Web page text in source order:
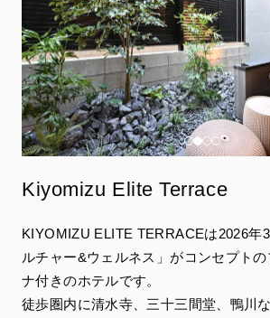
Kiyomizu Elite Terrace
KIYOMIZU ELITE TERRACEは2026年
ルチャー&ウェルネス」がコンセプト
ナ付きのホテルです。
徒歩圏内に清水寺、三十三間堂、鴨川